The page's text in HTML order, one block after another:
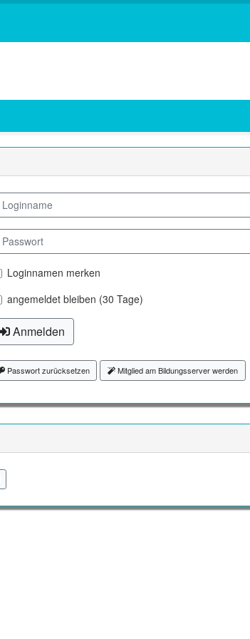
Loginnamen merken
angemeldet bleiben (30 Tage)
Anmelden
Passwort zurücksetzen Mitglied am Bildungsserver werden